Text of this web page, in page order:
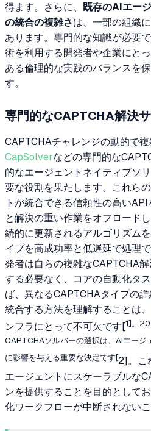
得ます。さらに、
既存のAIエー
の統合の複雑さは、一部の組織
あります。専門的な知識が必要
術を利用する開発者や企業にと
ある倫理的な実践のバランスを
す。
専門的なCAPTCHA解決
CAPTCHAチャレンジの動的で複
CapSolverなどの専門的な
的なエージェントネイティブソ
要な役割を果たします。これら
トが統合できる信頼性の高い
と解決の重い作業をオフロード
続的に更新されるアルゴリズム
イプを高成功率と低遅延で処理
発者は自らの複雑なCAPTCHA
する必要なく、コアの自動化タ
ば、異なるCAPTCHAタイプの
統合する方法を理解することは
ンフラにとって不可欠です[1]。
CAPTCHAソルバーの選択は、AIエージ
に影響を与える重要な決定です[2]。こ
エージェントにスケーラブルな
ンを提供することを目的として
化ワークフローが中断されない